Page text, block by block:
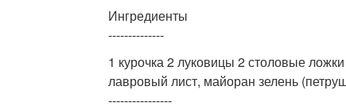
Ингредиенты
--------------
1 курочка 2 луковицы 2 столовые
лавровый лист, майоран зелень
----------------